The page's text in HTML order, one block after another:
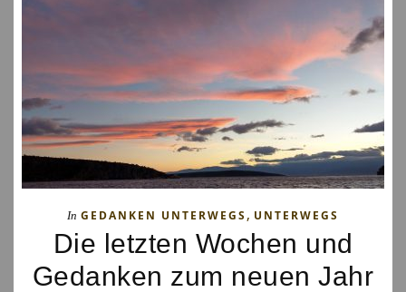
In GEDANKEN UNTERWEGS, UNTERWEGS
Die letzten Wochen und
Gedanken zum neuen Jahr